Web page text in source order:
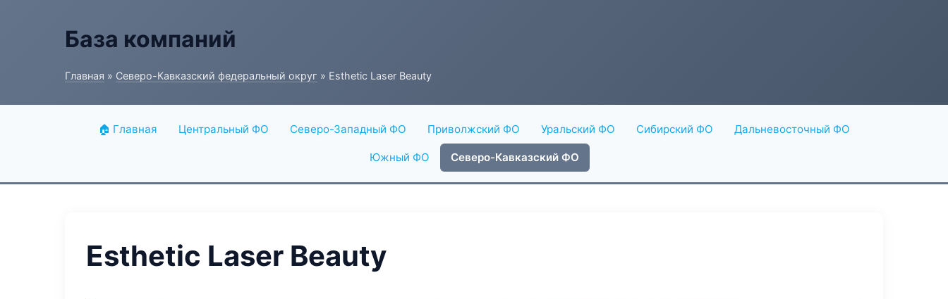
База компаний
Главная » Северо-Кавказский федеральный округ » Esthetic Laser Beauty
🏠 Главная Центральный ФО Северо-Западный ФО Приволжский ФО Уральский ФО Сибирский ФО Дальневосточный ФО
Южный ФО Северо-Кавказский ФО
Esthetic Laser Beauty